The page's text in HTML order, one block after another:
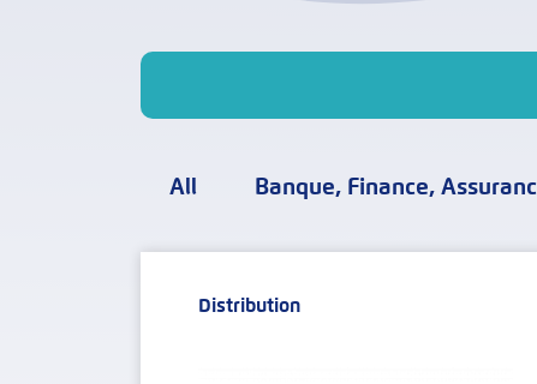
All Banque, Finance,
Distribution